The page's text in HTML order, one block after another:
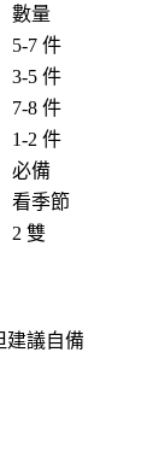
數量
5-7 件
3-5 件
7-8 件
1-2 件
必備
看季節
2 雙
建議自備